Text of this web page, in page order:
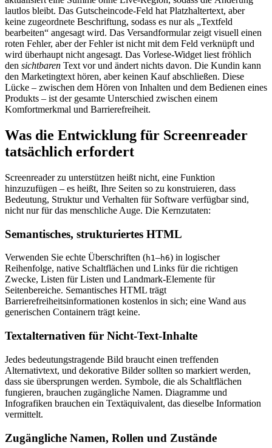
lautlos bleibt. Das Gutscheincode-Feld hat Platzhaltertext, aber
keine zugeordnete Beschriftung, sodass es nur als „Textfeld
bearbeiten“ angesagt wird. Das Versandformular zeigt visuell einen
roten Fehler, aber der Fehler ist nicht mit dem Feld verknüpft und
wird überhaupt nicht angesagt. Das Vorlese-Widget liest fröhlich
den sichtbaren Text vor und ändert nichts davon. Die Kundin kann
den Marketingtext hören, aber keinen Kauf abschließen. Diese
Lücke – zwischen dem Hören von Inhalten und dem Bedienen eines
Produkts – ist der gesamte Unterschied zwischen einem
Komfortmerkmal und Barrierefreiheit.
Was die Entwicklung für Screenreader
tatsächlich erfordert
Screenreader zu unterstützen heißt nicht, eine Funktion
hinzuzufügen – es heißt, Ihre Seiten so zu konstruieren, dass
Bedeutung, Struktur und Verhalten für Software verfügbar sind,
nicht nur für das menschliche Auge. Die Kernzutaten:
Semantisches, strukturiertes HTML
Verwenden Sie echte Überschriften (h1–h6) in logischer
Reihenfolge, native Schaltflächen und Links für die richtigen
Zwecke, Listen für Listen und Landmark-Elemente für
Seitenbereiche. Semantisches HTML trägt
Barrierefreiheitsinformationen kostenlos in sich; eine Wand aus
generischen Containern trägt keine.
Textalternativen für Nicht-Text-Inhalte
Jedes bedeutungstragende Bild braucht einen treffenden
Alternativtext, und dekorative Bilder sollten so markiert werden,
dass sie übersprungen werden. Symbole, die als Schaltflächen
fungieren, brauchen zugängliche Namen. Diagramme und
Infografiken brauchen ein Textäquivalent, das dieselbe Information
vermittelt.
Zugängliche Namen, Rollen und Zustände